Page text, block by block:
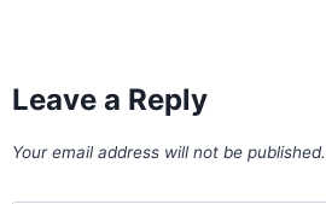
Leave a Reply
Your email address will not be published.